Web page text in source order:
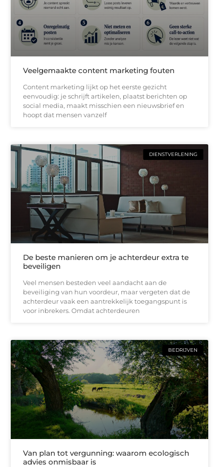
Veelgemaakte content marketing fouten
Content marketing lijkt op het eerste gezicht
eenvoudig: je schrijft artikelen, plaatst berichten op
social media, maakt misschien een nieuwsbrief en
hoopt dat mensen vanzelf
DIENSTVERLENING
De beste manieren om je achterdeur extra te
beveiligen
Veel mensen besteden veel aandacht aan de
beveiliging van hun voordeur, maar vergeten dat de
achterdeur vaak een aantrekkelijk toegangspunt is
voor inbrekers. Omdat achterdeuren
BEDRIJVEN
Van plan tot vergunning: waarom ecologisch
advies onmisbaar is